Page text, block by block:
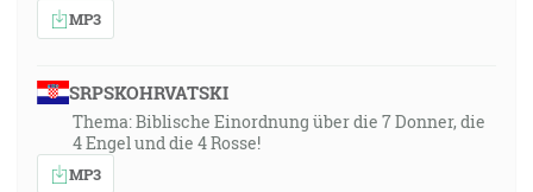
MP3
SRPSKOHRVATSKI
Thema: Biblische Einordnung über die 7 Donner, die
4 Engel und die 4 Rosse!
MP3